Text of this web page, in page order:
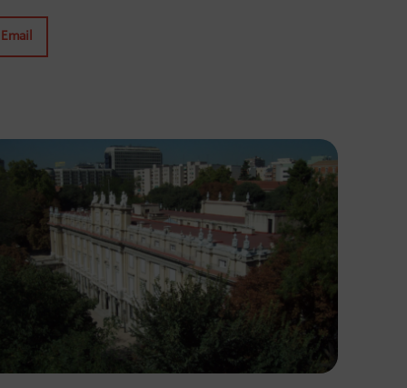
Email